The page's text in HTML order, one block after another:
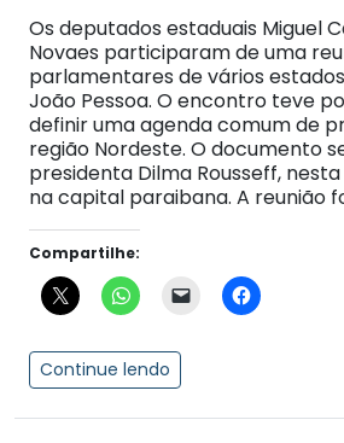
Os deputados estaduais Miguel
Novaes participaram de uma
parlamentares de vários
João Pessoa. O encontro teve
definir uma agenda comum de
região Nordeste. O documento
presidenta Dilma Rousseff,
na capital paraibana. A reunião
Compartilhe:
Continue lendo